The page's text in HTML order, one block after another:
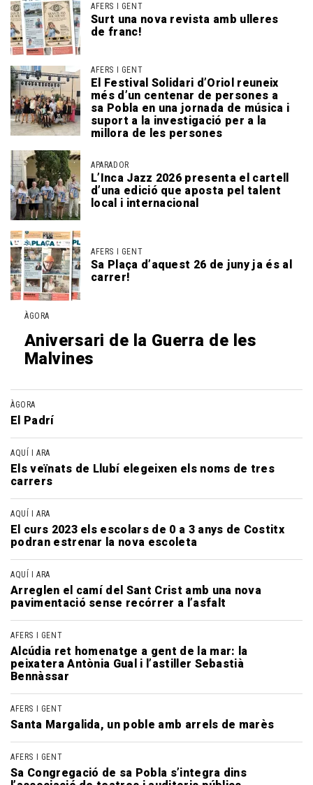
AFERS I GENT
Surt una nova revista amb ulleres
de franc!
AFERS I GENT
El Festival Solidari d’Oriol reuneix
més d’un centenar de persones a
sa Pobla en una jornada de música i
suport a la investigació per a la
millora de les persones
APARADOR
L’Inca Jazz 2026 presenta el cartell
d’una edició que aposta pel talent
local i internacional
AFERS I GENT
Sa Plaça d’aquest 26 de juny ja és al
carrer!
ÀGORA
Aniversari de la Guerra de les
Malvines
ÀGORA
El Padrí
AQUÍ I ARA
Els veïnats de Llubí elegeixen els noms de tres
carrers
AQUÍ I ARA
El curs 2023 els escolars de 0 a 3 anys de Costitx
podran estrenar la nova escoleta
AQUÍ I ARA
Arreglen el camí del Sant Crist amb una nova
pavimentació sense recórrer a l’asfalt
AFERS I GENT
Alcúdia ret homenatge a gent de la mar: la
peixatera Antònia Gual i l’astiller Sebastià
Bennàssar
AFERS I GENT
Santa Margalida, un poble amb arrels de marès
AFERS I GENT
Sa Congregació de sa Pobla s’integra dins